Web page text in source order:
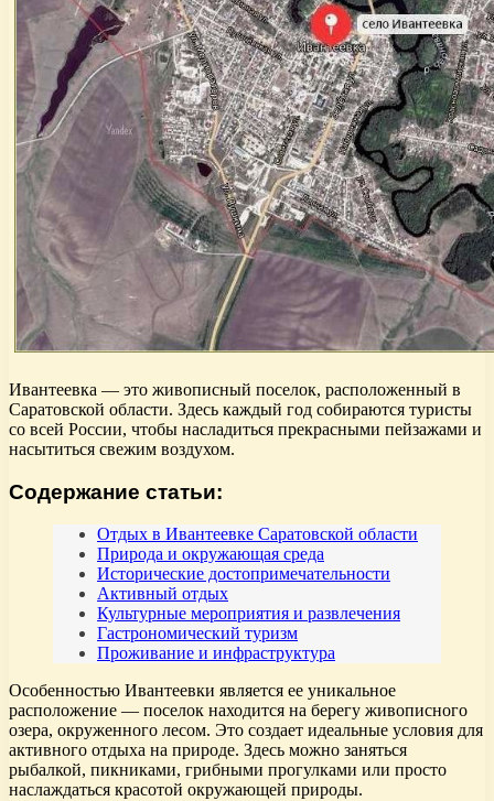
Ивантеевка — это живописный поселок, расположенный в
Саратовской области. Здесь каждый год собираются туристы
со всей России, чтобы насладиться прекрасными пейзажами и
насытиться свежим воздухом.
Содержание статьи:
Отдых в Ивантеевке Саратовской области
Природа и окружающая среда
Исторические достопримечательности
Активный отдых
Культурные мероприятия и развлечения
Гастрономический туризм
Проживание и инфраструктура
Особенностью Ивантеевки является ее уникальное
расположение — поселок находится на берегу живописного
озера, окруженного лесом. Это создает идеальные условия для
активного отдыха на природе. Здесь можно заняться
рыбалкой, пикниками, грибными прогулками или просто
наслаждаться красотой окружающей природы.